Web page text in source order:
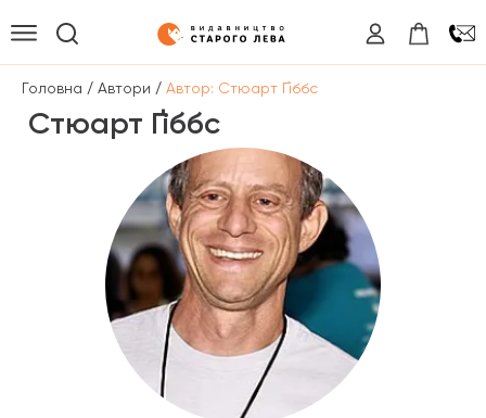
Головна / Автори / Автор: Стюарт Ґіббс
Стюарт Ґіббс